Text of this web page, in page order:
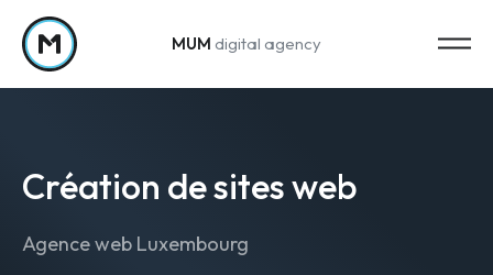
Passer au contenu
MUM digital agency
Création de sites web
Agence web Luxembourg